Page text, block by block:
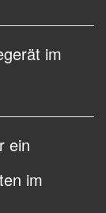
im
ein
im